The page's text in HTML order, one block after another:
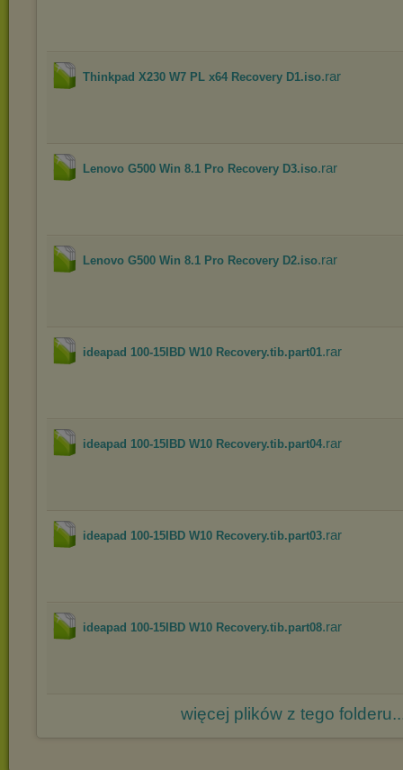
Thinkpad X230 W7 PL x64 Recovery D1.iso.rar
Lenovo G500 Win 8.1 Pro Recovery D3.iso.rar
Lenovo G500 Win 8.1 Pro Recovery D2.iso.rar
ideapad 100-15IBD W10 Recovery.tib.part01.rar
ideapad 100-15IBD W10 Recovery.tib.part04.rar
ideapad 100-15IBD W10 Recovery.tib.part03.rar
ideapad 100-15IBD W10 Recovery.tib.part08.rar
więcej plików z tego